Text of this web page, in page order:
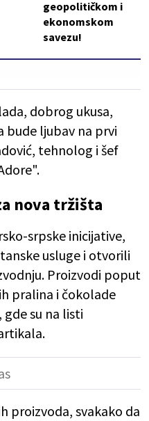
geopolitičkom i
ekonomskom
savezu!
dobrog ukusa,
bude ljubav na prvi
tehnolog i šef
nova tržišta
srpske inicijative,
usluge i otvorili
Proizvodi poput
pralina i čokolade
su na listi
proizvoda, svakako da